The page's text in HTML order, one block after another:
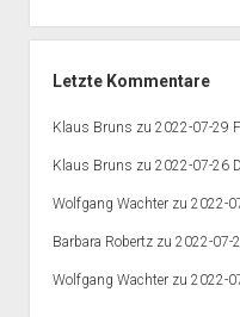
Letzte Kommentare
Klaus Bruns zu 2022-07-29
Klaus Bruns zu 2022-07-26
Wolfgang Wachterzu 2022-
Barbara Robertzzu 2022-07-
Wolfgang Wachterzu 2022-